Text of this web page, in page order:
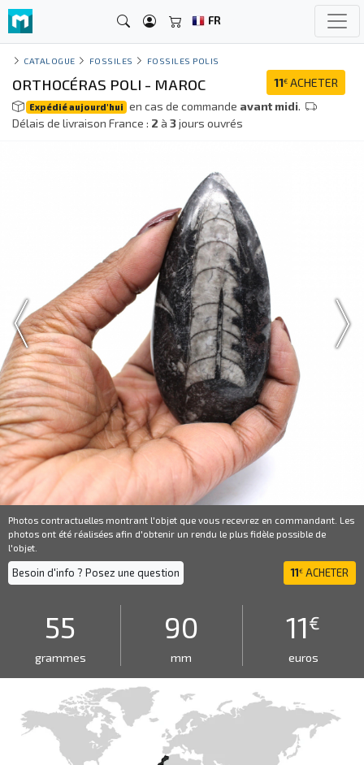
FR
CATALOGUE FOSSILES FOSSILES POLIS
11€ ACHETER
ORTHOCÉRAS POLI - MAROC
Expédié aujourd'hui en cas de commande avant midi.
Délais de livraison France : 2 à 3jours ouvrés
Photos contractuelles montrant l'objet que vous recevrez en commandant. Les
photos ont été réalisées afin d'obtenir un rendu le plus fidèle possible de
l'objet.
Besoin d'info ? Posez une question 11€ ACHETER
55
grammes
90
mm
11€
euros